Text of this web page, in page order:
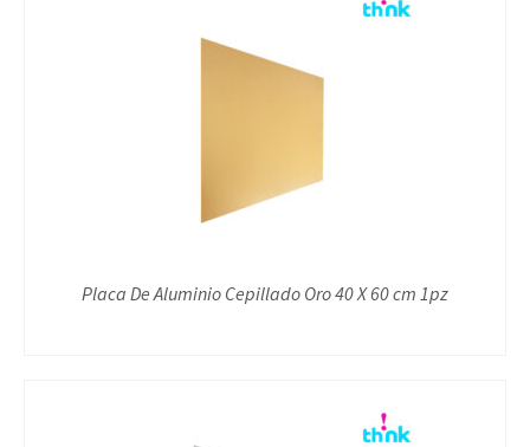
Placa De Aluminio Cepillado Oro 40 X 60 cm 1pz